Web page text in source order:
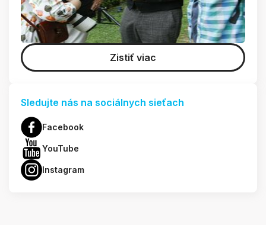
Zistiť viac
Sledujte nás na sociálnych sieťach
Facebook
YouTube
Instagram